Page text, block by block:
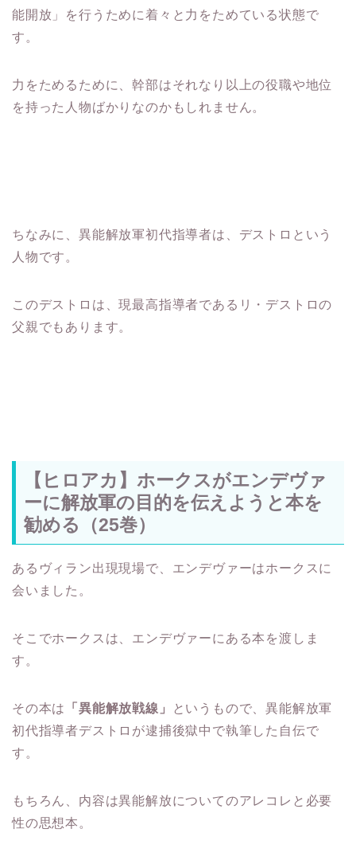
能開放」を行うために着々と力をためている状態で
す。
力をためるために、幹部はそれなり以上の役職や地位
を持った人物ばかりなのかもしれません。
ちなみに、異能解放軍初代指導者は、デストロという
人物です。
このデストロは、現最高指導者であるリ・デストロの
父親でもあります。
【ヒロアカ】ホークスがエンデヴァ
ーに解放軍の目的を伝えようと本を
勧める（25巻）
あるヴィラン出現現場で、エンデヴァーはホークスに
会いました。
そこでホークスは、エンデヴァーにある本を渡しま
す。
その本は 「異能解放戦線」
というもので、異能解放軍
初代指導者デストロが逮捕後獄中で執筆した自伝で
す。
もちろん、内容は異能解放についてのアレコレと必要
性の思想本。